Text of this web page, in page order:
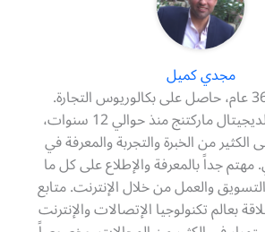
مجدي كميل
مصري وعمري 36 عام، حاصل على بكالوريوس التجارة.
أعمل في مجال الديجيتال ماركتنج منذ حوالي 12 سنوات،
من الخبرة والتجربة والمعرفة في
مهتم جداً بالمعرفة والإطلاع على كل ما
والعمل من خلال الإنترنت. متابع
بعالم تكنولوجيا الإتصالات والإنترنت